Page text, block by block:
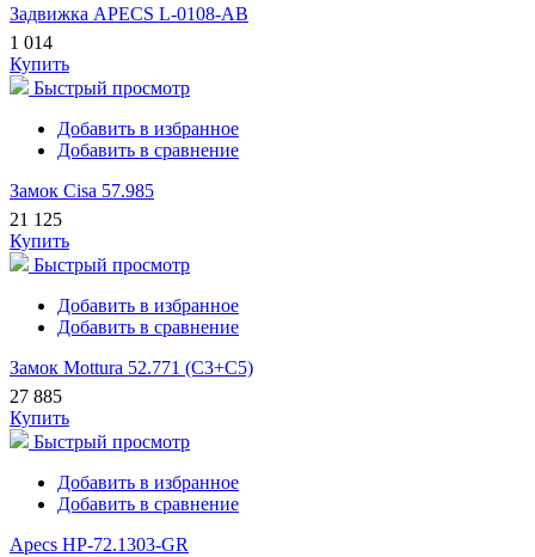
Задвижка APECS L-0108-AB
1 014
Купить
Быстрый просмотр
Добавить в избранное
Добавить в сравнение
Замок Cisa 57.985
21 125
Купить
Быстрый просмотр
Добавить в избранное
Добавить в сравнение
Замок Mottura 52.771 (С3+С5)
27 885
Купить
Быстрый просмотр
Добавить в избранное
Добавить в сравнение
Apecs HP-72.1303-GR